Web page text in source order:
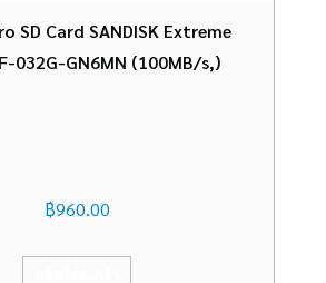
SD Card SANDISK Extreme
032G-GN6MN (100MB/s,)
฿960.00